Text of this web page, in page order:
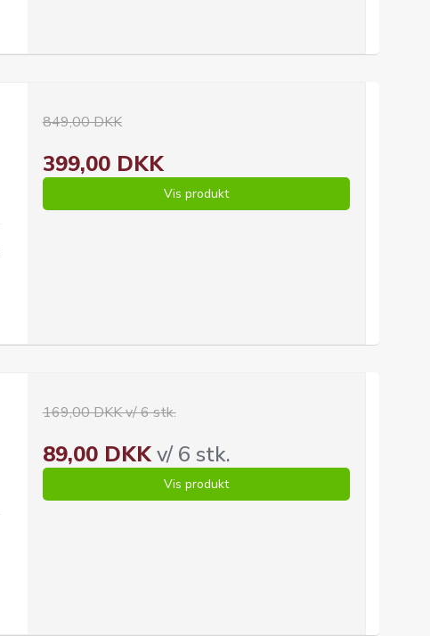
849,00 DKK
399,00 DKK
Vis produkt
169,00 DKK v/ 6 stk.
89,00 DKKv/ 6 stk.
Vis produkt